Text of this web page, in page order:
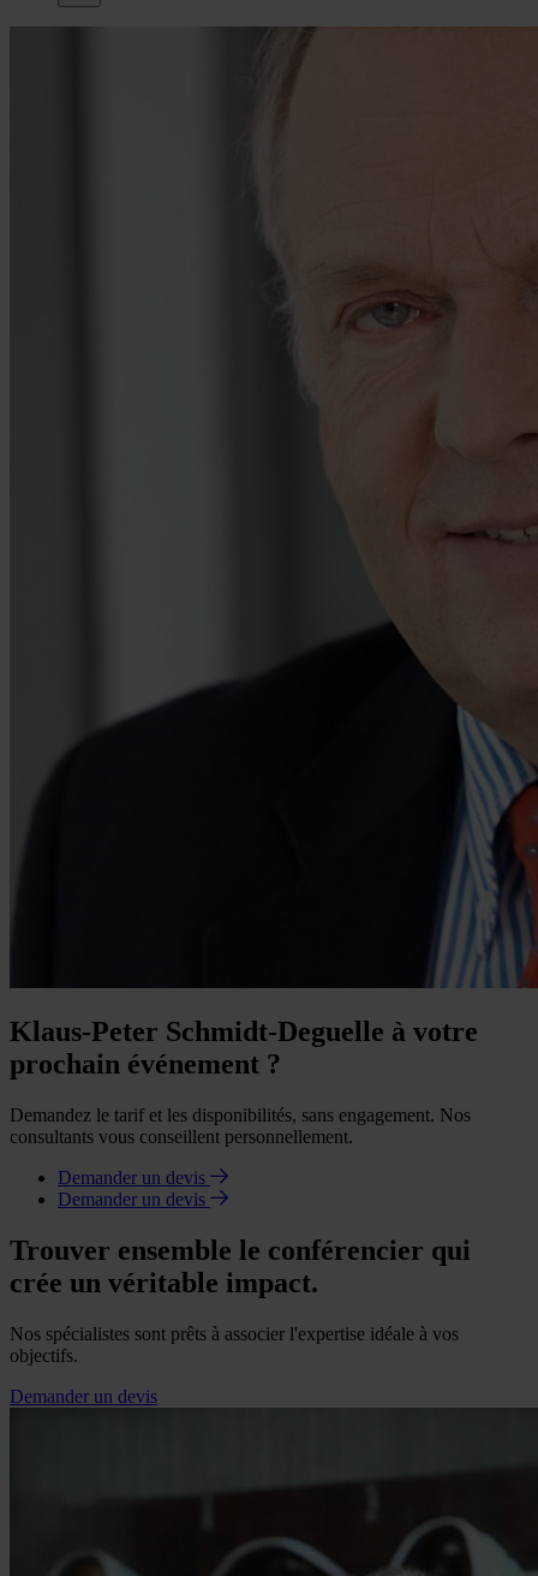
Klaus-Peter Schmidt-Deguelle à votre
prochain événement ?
Demandez le tarif et les disponibilités, sans engagement. Nos
consultants vous conseillent personnellement.
Demander un devis
Demander un devis
Trouver ensemble le conférencier qui
crée un véritable impact.
Nos spécialistes sont prêts à associer l'expertise idéale à vos
objectifs.
Demander un devis